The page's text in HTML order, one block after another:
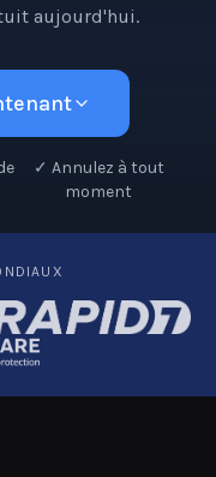
aujourd'hui.
✓ Annulez à tout
moment